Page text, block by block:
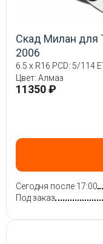
Скад Милан для
2006
6.5 x R16 PCD: 5/114
Цвет: Алмаз
11350 ₽
Сегодня после 17:00
Под заказ